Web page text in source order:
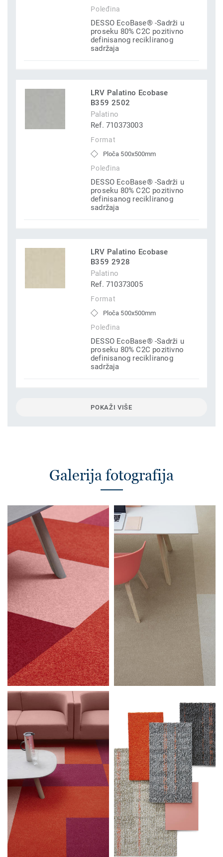
Poleđina
DESSO EcoBase® -Sadrži u
proseku 80% C2C pozitivno
definisanog recikliranog
sadržaja
LRV Palatino Ecobase
B359 2502
Palatino
Ref. 710373003
Format
Ploča 500x500mm
Poleđina
DESSO EcoBase® -Sadrži u
proseku 80% C2C pozitivno
definisanog recikliranog
sadržaja
LRV Palatino Ecobase
B359 2928
Palatino
Ref. 710373005
Format
Ploča 500x500mm
Poleđina
DESSO EcoBase® -Sadrži u
proseku 80% C2C pozitivno
definisanog recikliranog
sadržaja
POKAŽI VIŠE
Galerija fotografija